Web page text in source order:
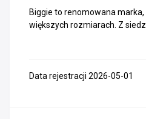
Biggie to renomowana
większych rozmiarach. Z
Data rejestracji 2026-05-01